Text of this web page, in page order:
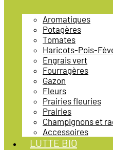
Aromatiques
Potagères
Tomates
Haricots-Pois-
Engrais vert
Fourragères
Gazon
Fleurs
Prairies fleuries
Prairies
Champignons et
Accessoires
LUTTE BIO